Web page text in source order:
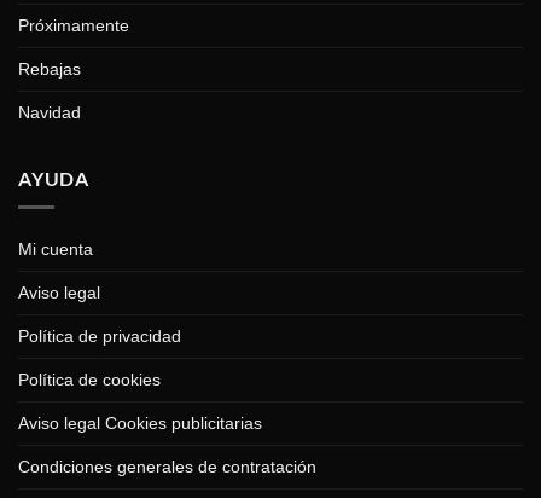
Próximamente
Rebajas
Navidad
AYUDA
Mi cuenta
Aviso legal
Política de privacidad
Política de cookies
Aviso legal Cookies publicitarias
Condiciones generales de contratación